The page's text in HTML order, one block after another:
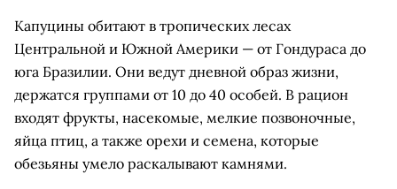
Капуцины обитают в тропических лесах
Центральной и Южной Америки — от Гондураса до
юга Бразилии. Они ведут дневной образ жизни,
держатся группами от 10 до 40 особей. В рацион
входят фрукты, насекомые, мелкие позвоночные,
яйца птиц, а также орехи и семена, которые
обезьяны умело раскалывают камнями.